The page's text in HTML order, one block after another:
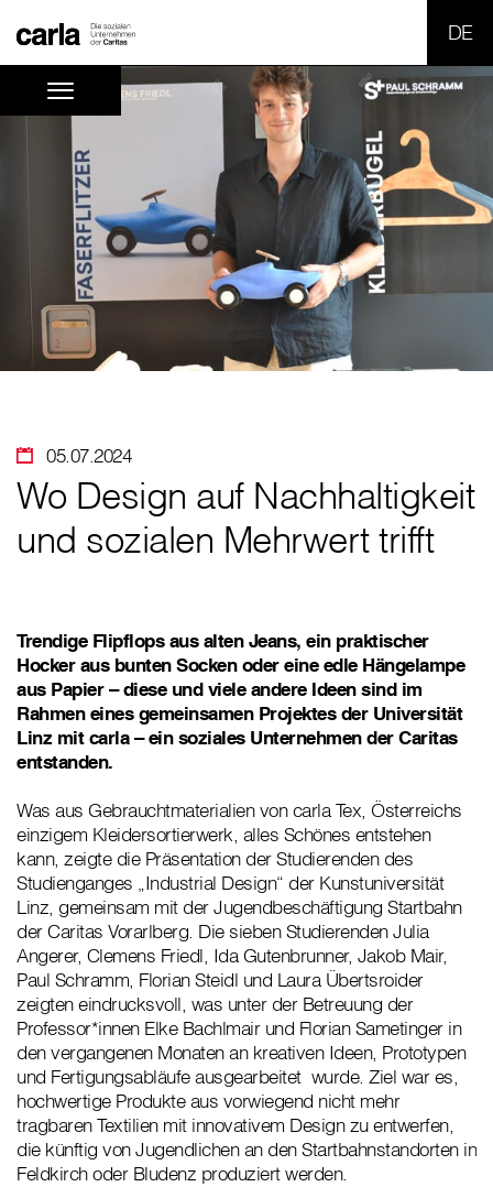
05.07.2024
Wo Design auf Nachhaltigkeit
und sozialen Mehrwert trifft
Trendige Flipflops aus alten Jeans, ein praktischer
Hocker aus bunten Socken oder eine edle Hängelampe
aus Papier – diese und viele andere Ideen sind im
Rahmen eines gemeinsamen Projektes der Universität
Linz mit carla – ein soziales Unternehmen der Caritas
entstanden.
Was aus Gebrauchtmaterialien von carla Tex, Österreichs
einzigem Kleidersortierwerk, alles Schönes entstehen
kann, zeigte die Präsentation der Studierenden des
Studienganges „Industrial Design“ der Kunstuniversität
Linz, gemeinsam mit der Jugendbeschäftigung Startbahn
der Caritas Vorarlberg. Die sieben Studierenden Julia
Angerer, Clemens Friedl, Ida Gutenbrunner, Jakob Mair,
Paul Schramm, Florian Steidl und Laura Übertsroider
zeigten eindrucksvoll, was unter der Betreuung der
Professor*innen Elke Bachlmair und Florian Sametinger in
den vergangenen Monaten an kreativen Ideen, Prototypen
und Fertigungsabläufe ausgearbeitet wurde. Ziel war es,
hochwertige Produkte aus vorwiegend nicht mehr
tragbaren Textilien mit innovativem Design zu entwerfen,
die künftig von Jugendlichen an den Startbahnstandorten in
Feldkirch oder Bludenz produziert werden.